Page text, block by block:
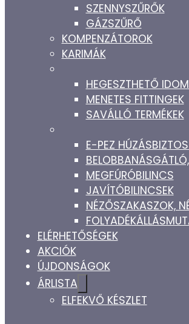
SZENNYSZŰRŐK
GÁZSZŰRŐ
KOMPENZÁTOROK
KARIMÁK
HEGESZTHETŐ
MENETES FITTINGEK
SAVÁLLÓ TERMÉKEK
E-PEZ
MEGFÚRÓBILINCS
JAVÍTÓBILINCSEK
NÉZŐSZAKASZOK,
ELÉRHETŐSÉGEK
AKCIÓK
ÚJDONSÁGOK
ÁRLISTA
ELFEKVŐ KÉSZLET